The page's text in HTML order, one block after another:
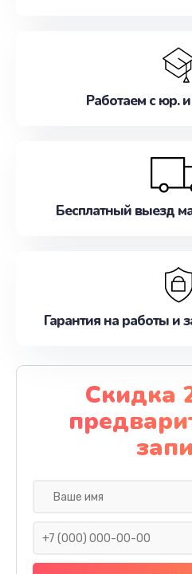
Работаем с юр.
Бесплатный выезд
Гарантия на работы и
Скидка